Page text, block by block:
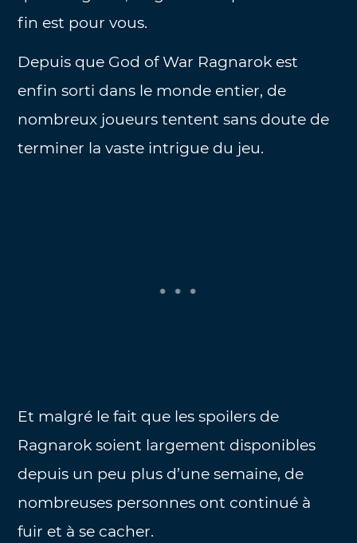
fin est pour vous.
Depuis que God of War Ragnarok est
enfin sorti dans le monde entier, de
nombreux joueurs tentent sans doute de
terminer la vaste intrigue du jeu.
Et malgré le fait que les spoilers de
Ragnarok soient largement disponibles
depuis un peu plus d’une semaine, de
nombreuses personnes ont continué à
fuir et à se cacher.